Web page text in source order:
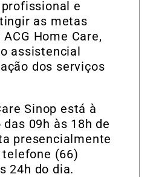
e
as metas
Home Care,
assistencial
dos serviços
Sinop está à
09h às 18h de
presencialmente
(66)
24h do dia.